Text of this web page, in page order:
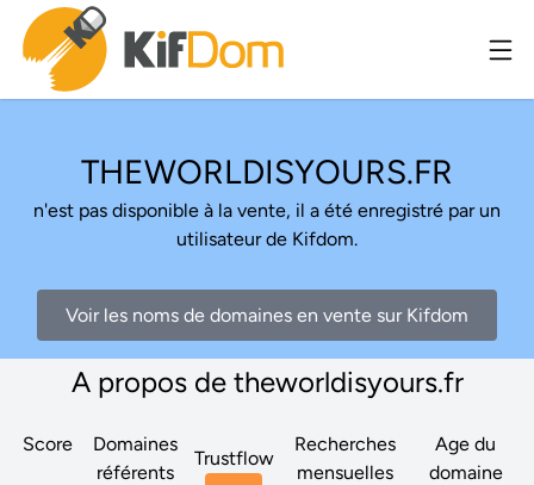
THEWORLDISYOURS.FR
n'est pas disponible à la vente, il a été enregistré par un
utilisateur de Kifdom.
Voir les noms de domaines en vente sur Kifdom
A propos de theworldisyours.fr
Score
Domaines
référents
Trustflow
Recherches
mensuelles
Age du
domaine